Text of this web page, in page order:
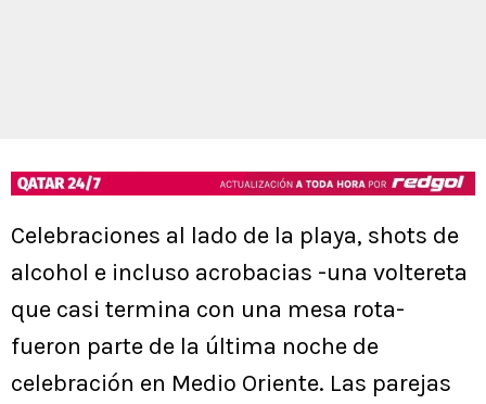
Celebraciones al lado de la playa, shots de
alcohol e incluso acrobacias -una voltereta
que casi termina con una mesa rota-
fueron parte de la última noche de
celebración en Medio Oriente. Las parejas